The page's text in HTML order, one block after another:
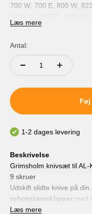
700 W 700 E 800 W
2323 W
Læs mere
Antal:
1-2 dages levering
Beskrivelse
Grimsholm knivsæt til AL-
9 skruer
Udskift slidte knive på din
robotplæneklipper med
Sættet indeholder 9
Læs mere